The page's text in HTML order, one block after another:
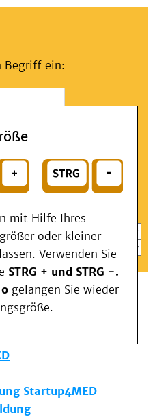
Begriff ein:
Schnelleinstieg
mit Hilfe Ihres
oder kleiner
Verwenden Sie
STRG + und STRG -.
o gelangen Sie wieder
Zentren
Medizinwesen (KIM)
Startup4MED